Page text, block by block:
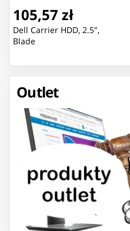
105,57 zł
Dell Carrier HDD, 2.5",
Blade
Outlet